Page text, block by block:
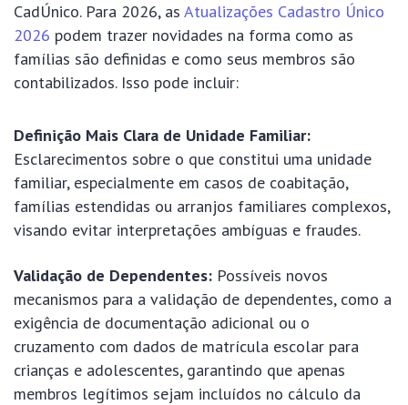
CadÚnico. Para 2026, as Atualizações Cadastro Único
2026 podem trazer novidades na forma como as
famílias são definidas e como seus membros são
contabilizados. Isso pode incluir:
Definição Mais Clara de Unidade Familiar:
Esclarecimentos sobre o que constitui uma unidade
familiar, especialmente em casos de coabitação,
famílias estendidas ou arranjos familiares complexos,
visando evitar interpretações ambíguas e fraudes.
Validação de Dependentes: Possíveis novos
mecanismos para a validação de dependentes, como a
exigência de documentação adicional ou o
cruzamento com dados de matrícula escolar para
crianças e adolescentes, garantindo que apenas
membros legítimos sejam incluídos no cálculo da